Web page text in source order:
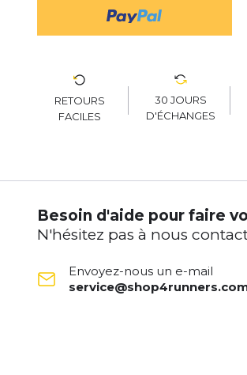
RETOURS
FACILES
30 JOURS
D'ÉCHANGES
Besoin d'aide pour faire
N'hésitez pas à nous
Envoyez-nous un e-mail